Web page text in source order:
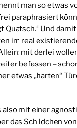
man so etwas
paraphrasiert
Quatsch.“ Und
im real
mit derlei
befassen –
etwas „harten“
also mit einer
das Schildchen